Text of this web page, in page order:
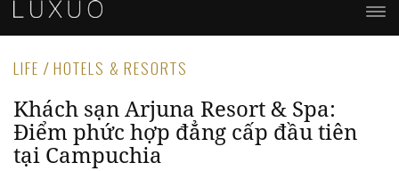
LIFE / HOTELS & RESORTS
Khách sạn Arjuna Resort & Spa:
Điểm phức hợp đẳng cấp đầu tiên
tại Campuchia